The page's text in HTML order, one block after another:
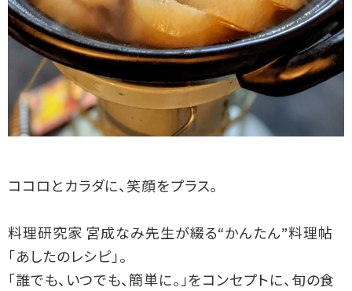
ココロとカラダに、笑顔をプラス。
料理研究家 宮成なみ先生が綴る“かんたん”料理帖
「あしたのレシピ」。
「誰でも、いつでも、簡単に。」をコンセプトに、旬の食